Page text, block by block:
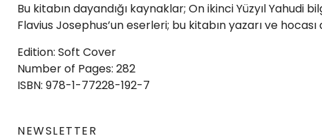
Bu kitabın dayandığı kaynaklar; On ikinci Yüzyıl Yahudi
Flavius Josephus’un eserleri; bu kitabın yazarı ve
Edition: Soft Cover
Number of Pages: 282
ISBN: 978-1-77228-192-7
NEWSLETTER